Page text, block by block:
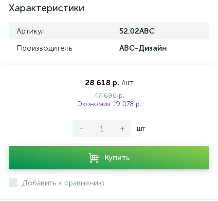
Характеристики
Артикул
52.02ABC
Производитель
АВС-Дизайн
28 618 р. /шт
47 696 р.
Экономия 19 078 р.
- + шт
Купить
Добавить к сравнению